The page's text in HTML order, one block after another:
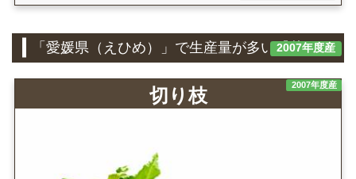
2007年度産
「愛媛県（えひめ）」で生産量が多い『花き』
2007年度産
切り枝